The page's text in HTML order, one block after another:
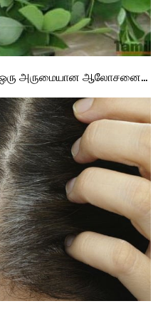
ஒரு அருமையான ஆலோசனை…